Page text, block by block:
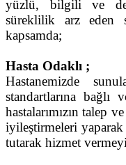
yüzlü, bilgili ve
süreklilik arz eden
kapsamda;
Hasta Odaklı ;
Hastanemizde
standartlarına bağlı
hastalarımızın talep
iyileştirmeleri
tutarak hizmet